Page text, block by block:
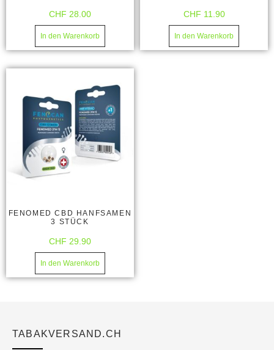
CHF 28.00
In den Warenkorb
CHF 11.90
In den Warenkorb
FENOMED CBD HANFSAMEN
3 STÜCK
CHF 29.90
In den Warenkorb
TABAKVERSAND.CH